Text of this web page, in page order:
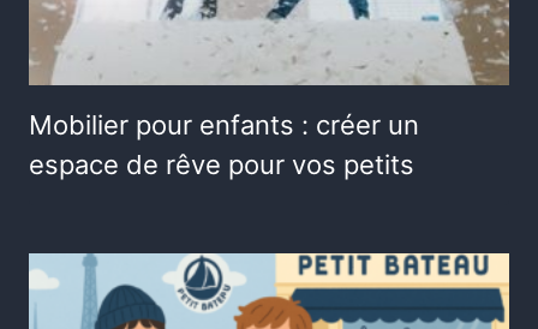
Mobilier pour enfants : créer un
espace de rêve pour vos petits